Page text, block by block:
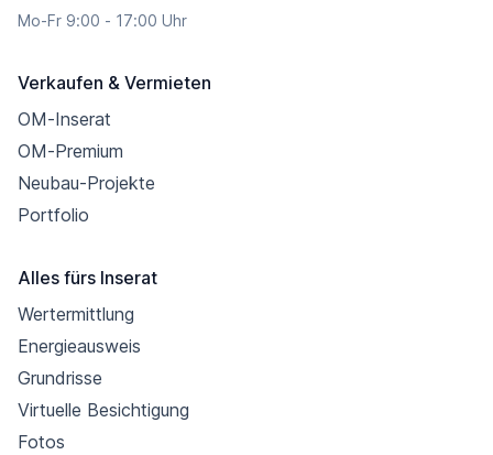
Mo-Fr 9:00 - 17:00 Uhr
Verkaufen & Vermieten
OM-Inserat
OM-Premium
Neubau-Projekte
Portfolio
Alles fürs Inserat
Wertermittlung
Energieausweis
Grundrisse
Virtuelle Besichtigung
Fotos